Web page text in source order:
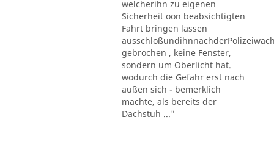
welcherihn zu eigenen
Sicherheit oon beabsichtigten
Fahrt bringen lassen
gebrochen , keine Fenster,
sondern um Oberlicht hat.
wodurch die Gefahr erst nach
außen sich - bemerklich
machte, als bereits der
Dachstuh ..."